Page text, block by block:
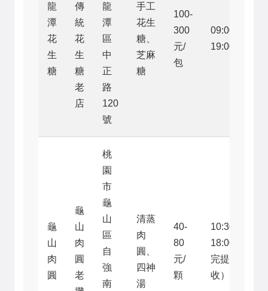
龍
潭
花
生
糖
傳
統
花
生
糖
老
店
龍
潭
區
中
正
路
120
號
手工
花生
糖、
芝麻
糖
100-
300
元/
包
09:00-
19:00
龜
山
肉
圓
龜
山
肉
圓
老
桃
園
市
龜
山
區
自
強
南
清蒸
肉
圓、
四神
湯
40-
80
元/
顆
10:30-
18:00（賣
完提早
收）